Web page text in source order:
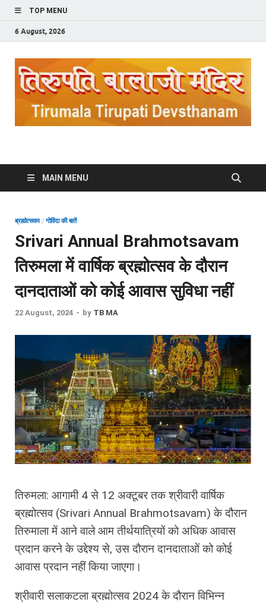
TOP MENU
6 August, 2026
Tirupati Balaji Mandir
MAIN MENU
ब्रह्मोत्‍सवम/गोविंदा की बातें
Srivari Annual Brahmotsavam
तिरुमला में वार्षिक ब्रह्मोत्सव के दौरान
दानदाताओं को कोई आवास सुविधा नहीं
22 August, 2024 - by TB MA
तिरुमला: आगामी 4 से 12 अक्टूबर तक श्रीवारी वार्षिक
ब्रह्मोत्सव (Srivari Annual Brahmotsavam) के दौरान
तिरुमाला में आने वाले आम तीर्थयात्रियों को अधिक आवास
प्रदान करने के उद्देश्य से, उस दौरान दानदाताओं को कोई
आवास प्रदान नहीं किया जाएगा।
श्रीवारी सलाकटला ब्रह्मोत्सव 2024 के दौरान विभिन्न